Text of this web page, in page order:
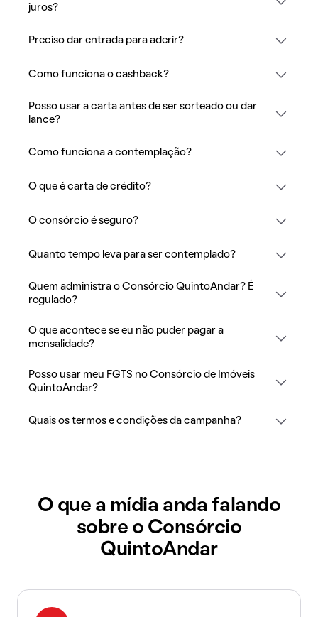
juros?
Preciso dar entrada para aderir?
Como funciona o cashback?
Posso usar a carta antes de ser sorteado ou dar
lance?
Como funciona a contemplação?
O que é carta de crédito?
O consórcio é seguro?
Quanto tempo leva para ser contemplado?
Quem administra o Consórcio QuintoAndar? É
regulado?
O que acontece se eu não puder pagar a
mensalidade?
Posso usar meu FGTS no Consórcio de Imóveis
QuintoAndar?
Quais os termos e condições da campanha?
O que a mídia anda falando
sobre o Consórcio
QuintoAndar